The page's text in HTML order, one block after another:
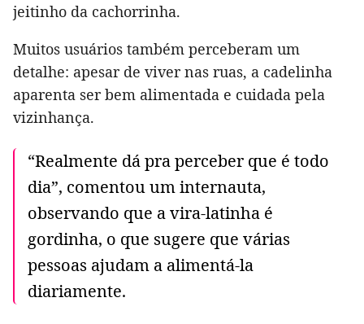
jeitinho da cachorrinha.
Muitos usuários também perceberam um
detalhe: apesar de viver nas ruas, a cadelinha
aparenta ser bem alimentada e cuidada pela
vizinhança.
“Realmente dá pra perceber que é todo
dia”, comentou um internauta,
observando que a vira-latinha é
gordinha, o que sugere que várias
pessoas ajudam a alimentá-la
diariamente.